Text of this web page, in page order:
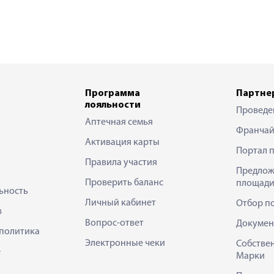
Программа
лояльности
Аптечная семья
Активация карты
Правила участия
Проверить баланс
Личный кабинет
Вопрос-ответ
Электронные чеки
Портал
Отбор
Марки